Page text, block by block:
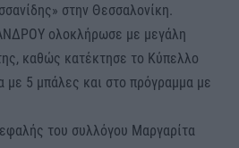
στην Θεσσαλονίκη.
ολοκλήρωσε με μεγάλη
καθώς κατέκτησε το Κύπελλο
με 5 μπάλες και στο πρόγραμμα με
του συλλόγου Μαργαρίτα